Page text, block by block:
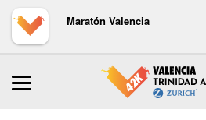
Maratón Valencia
Noticias